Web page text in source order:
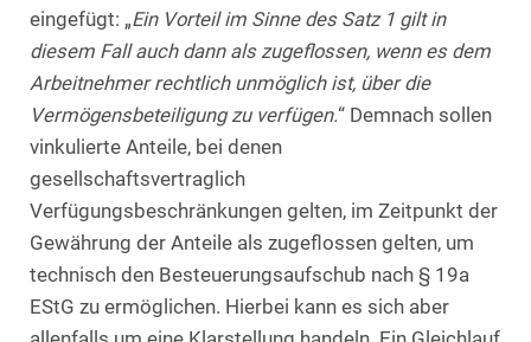
eingefügt: „Ein Vorteil im Sinne des Satz 1 gilt in
diesem Fall auch dann als zugeflossen, wenn es dem
Arbeitnehmer rechtlich unmöglich ist, über die
Vermögensbeteiligung zu verfügen.“ Demnach sollen
vinkulierte Anteile, bei denen
gesellschaftsvertraglich
Verfügungsbeschränkungen gelten, im Zeitpunkt der
Gewährung der Anteile als zugeflossen gelten, um
technisch den Besteuerungsaufschub nach § 19a
EStG zu ermöglichen. Hierbei kann es sich aber